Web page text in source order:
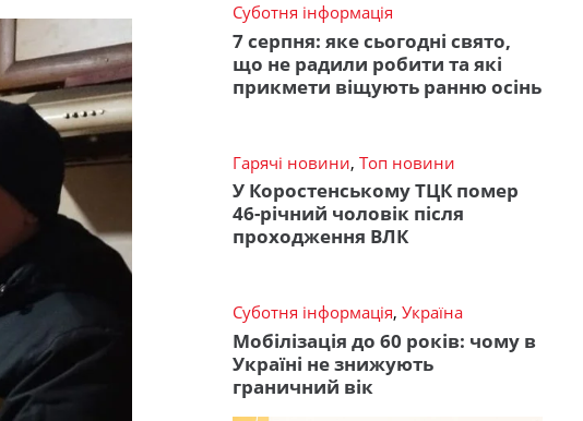
Суботня інформація
7 серпня: яке сьогодні свято,
що не радили робити та які
прикмети віщують ранню осінь
Гарячі новини, Топ новини
У Коростенському ТЦК помер
46-річний чоловік після
проходження ВЛК
Суботня інформація, Україна
Мобілізація до 60 років: чому в
Україні не знижують
граничний вік